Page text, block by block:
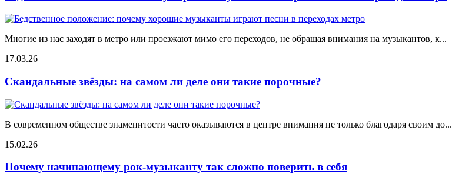
Многие из нас заходят в метро или проезжают мимо его переходов, не обращая внимания на музыкантов, к...
17.03.26
Скандальные звёзды: на самом ли деле они такие порочные?
В современном обществе знаменитости часто оказываются в центре внимания не только благодаря своим до...
15.02.26
Почему начинающему рок-музыканту так сложно поверить в себя